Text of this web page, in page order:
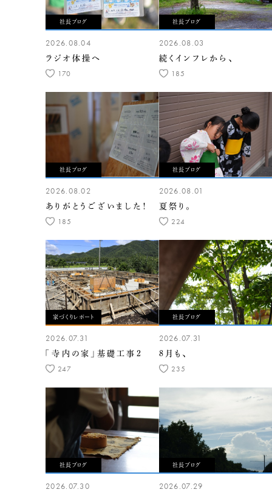
社長ブログ
2026.08.04
ラジオ体操へ
170
社長ブログ
2026.08.03
続くインフレから、
185
社長ブログ
2026.08.02
ありがとうございました！
185
社長ブログ
2026.08.01
夏祭り。
224
家づくりレポート
2026.07.31
「寺内の家」基礎工事2
247
社長ブログ
2026.07.31
8月も、
235
社長ブログ
2026.07.30
社長ブログ
2026.07.29